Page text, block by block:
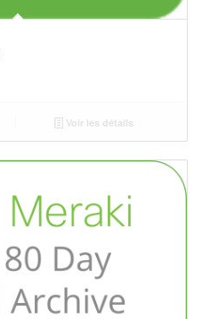
Voir les détails